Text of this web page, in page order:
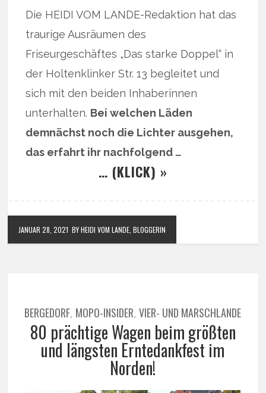
Die HEIDI VOM LANDE-Redaktion hat das
traurige Ausräumen des
Friseurgeschäftes „Das starke Doppel“ in
der Holtenklinker Str. 13 begleitet und
sich mit den beiden Inhaberinnen
unterhalten. Bei welchen Läden
demnächst noch die Lichter ausgehen,
das erfahrt ihr nachfolgend …
… (KLICK) »
JANUAR 28, 2021 BY HEIDI VOM LANDE, BLOGGERIN
BERGEDORF, MOPO-INSIDER,VIER- UND MARSCHLANDE
80 prächtige Wagen beim größten
und längsten Erntedankfest im
Norden!